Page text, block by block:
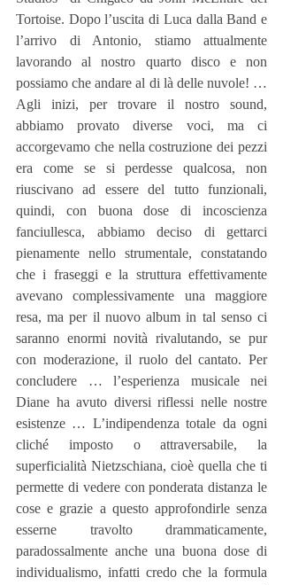
Tortoise. Dopo l’uscita di Luca dalla Band e
l’arrivo di Antonio, stiamo attualmente
lavorando al nostro quarto disco e non
possiamo che andare al di là delle nuvole! …
Agli inizi, per trovare il nostro sound,
abbiamo provato diverse voci, ma ci
accorgevamo che nella costruzione dei pezzi
era come se si perdesse qualcosa, non
riuscivano ad essere del tutto funzionali,
quindi, con buona dose di incoscienza
fanciullesca, abbiamo deciso di gettarci
pienamente nello strumentale, constatando
che i fraseggi e la struttura effettivamente
avevano complessivamente una maggiore
resa, ma per il nuovo album in tal senso ci
saranno enormi novità rivalutando, se pur
con moderazione, il ruolo del cantato. Per
concludere … l’esperienza musicale nei
Diane ha avuto diversi riflessi nelle nostre
esistenze … L’indipendenza totale da ogni
cliché imposto o attraversabile, la
superficialità Nietzschiana, cioè quella che ti
permette di vedere con ponderata distanza le
cose e grazie a questo approfondirle senza
esserne travolto drammaticamente,
paradossalmente anche una buona dose di
individualismo, infatti credo che la formula